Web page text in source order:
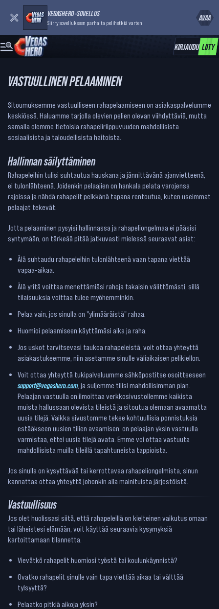
VEGASHERO -SOVELLUS
Siirry sovellukseen parhaita pelihetkiä varten
AVAA
KIRJAUDU LIITY
VASTUULLINEN PELAAMINEN
Sitoumuksemme vastuulliseen rahapelaamiseen on asiakaspalvelumme
keskiössä. Haluamme tarjolla olevien pelien olevan viihdyttäviä, mutta
samalla olemme tietoisia rahapeliriippuvuuden mahdollisista
sosiaalisista ja taloudellisista haitoista.
Hallinnan säilyttäminen
Rahapeleihin tulisi suhtautua hauskana ja jännittävänä ajanvietteenä,
ei tulonlähteenä. Joidenkin pelaajien on hankala pelata varojensa
rajoissa ja nähdä rahapelit pelkkänä tapana rentoutua, kuten useimmat
pelaajat tekevät.
Jotta pelaaminen pysyisi hallinnassa ja rahapeliongelmaa ei pääsisi
syntymään, on tärkeää pitää jatkuvasti mielessä seuraavat asiat:
Älä suhtaudu rahapeleihin tulonlähteenä vaan tapana viettää
vapaa-aikaa.
Älä yritä voittaa menettämiäsi rahoja takaisin välittömästi, sillä
tilaisuuksia voittaa tulee myöhemminkin.
Pelaa vain, jos sinulla on "ylimääräistä" rahaa.
Huomioi pelaamiseen käyttämäsi aika ja raha.
Jos uskot tarvitsevasi taukoa rahapeleistä, voit ottaa yhteyttä
asiakastukeemme, niin asetamme sinulle väliaikaisen pelikiellon.
Voit ottaa yhteyttä tukipalveluumme sähköpostitse osoitteeseen
support@vegashero.com, ja suljemme tilisi mahdollisimman pian.
Pelaajan vastuulla on ilmoittaa verkkosivustollemme kaikista
muista hallussaan olevista tileistä ja sitoutua olemaan avaamatta
uusia tilejä. Vaikka sivustomme tekee kohtuullisia ponnistuksia
estääkseen uusien tilien avaamisen, on pelaajan yksin vastuulla
varmistaa, ettei uusia tilejä avata. Emme voi ottaa vastuuta
mahdollisista muilla tileillä tapahtuneista tappioista.
Jos sinulla on kysyttävää tai kerrottavaa rahapeliongelmista, sinun
kannattaa ottaa yhteyttä johonkin alla mainituista järjestöistä.
Vastuullisuus
Jos olet huolissasi siitä, että rahapeleillä on kielteinen vaikutus omaan
tai läheistesi elämään, voit käyttää seuraavia kysymyksiä
kartoittamaan tilannetta.
Vievätkö rahapelit huomiosi työstä tai koulunkäynnistä?
Ovatko rahapelit sinulle vain tapa viettää aikaa tai välttää
tylsyyttä?
Pelaatko pitkiä aikoja yksin?